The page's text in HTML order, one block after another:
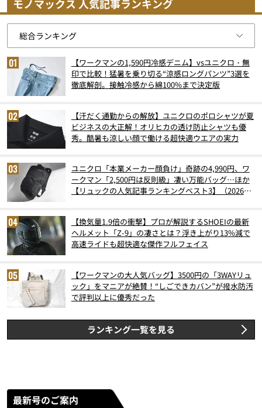
モノマックス 人気記事ランキング
【ワークマンの1,590円冷感デニム】vsユニクロ・無
印で比較！猛暑を乗り切る“涼感ロングパンツ”3選を
徹底解剖。接触冷感から綿100%まで決定版
【汗だく通勤からの解放】ユニクロのポロシャツが夏
ビジネスの大正解！オリヒカの透け防止シャツも優
秀。酷暑も涼しい顔で働ける超快適ウエアの実力
ユニクロ「本業メーカー顔負け」奇跡の4,990円、ワ
ークマン「2,500円は反則級」凄い万能バッグ…ほか
【リュックの人気記事ランキングベスト3】（2026年
【換気量1.9倍の衝撃】プロが解説するSHOEIの最新
ヘルメット「Z-9」の凄さとは？浮き上がり13%減で
高速ライドも超快適な傑作フルフェイス
【ワークマンの大人気バッグ】3500円の「3WAYリュ
ック」をマニアが絶賛！“しごできカバン”が撥水防汚
で評判以上に優秀だった
ランキング一覧を見る
最新号のご案内